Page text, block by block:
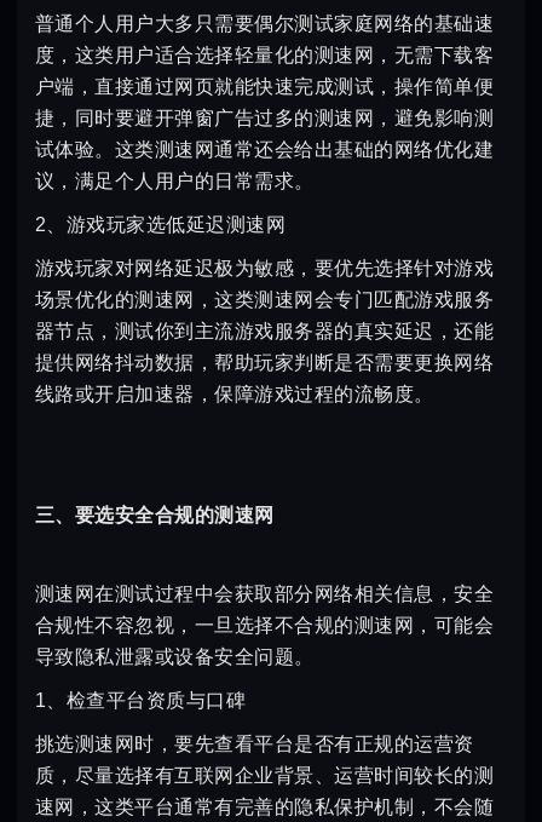
普通个人用户大多只需要偶尔测试家庭网络的基础速
度，这类用户适合选择轻量化的测速网，无需下载客
户端，直接通过网页就能快速完成测试，操作简单便
捷，同时要避开弹窗广告过多的测速网，避免影响测
试体验。这类测速网通常还会给出基础的网络优化建
议，满足个人用户的日常需求。
2、游戏玩家选低延迟测速网
游戏玩家对网络延迟极为敏感，要优先选择针对游戏
场景优化的测速网，这类测速网会专门匹配游戏服务
器节点，测试你到主流游戏服务器的真实延迟，还能
提供网络抖动数据，帮助玩家判断是否需要更换网络
线路或开启加速器，保障游戏过程的流畅度。
三、要选安全合规的测速网
测速网在测试过程中会获取部分网络相关信息，安全
合规性不容忽视，一旦选择不合规的测速网，可能会
导致隐私泄露或设备安全问题。
1、检查平台资质与口碑
挑选测速网时，要先查看平台是否有正规的运营资
质，尽量选择有互联网企业背景、运营时间较长的测
速网，这类平台通常有完善的隐私保护机制，不会随